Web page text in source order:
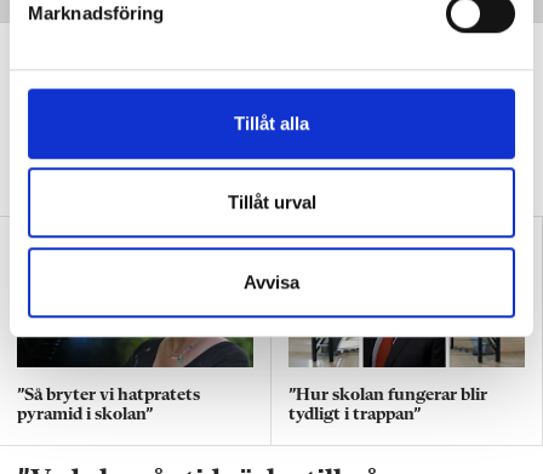
v
Marknadsföring
Tillåt alla
Tillåt urval
Avvisa
klassrum”
Centerpartiets tioåriga plan:
Inga fler obehöriga lärare.
”Så bryter vi hatpratets
pyramid i skolan”
”Hur skolan fungerar blir
tydligt i trappan”